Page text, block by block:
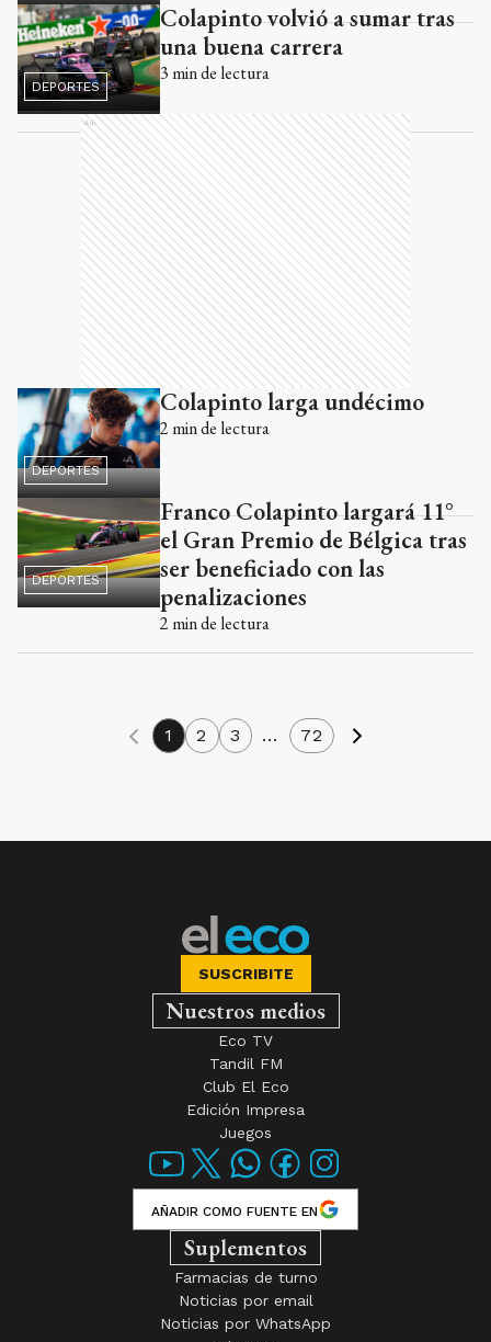
DEPORTES
Colapinto volvió a sumar tras
una buena carrera
3 min de lectura
Ads
DEPORTES
Colapinto larga undécimo
2 min de lectura
DEPORTES
Franco Colapinto largará 11°
el Gran Premio de Bélgica tras
ser beneficiado con las
penalizaciones
2 min de lectura
1 2 3 ... 72
SUSCRIBITE
Nuestros medios
Eco TV
Tandil FM
Club El Eco
Edición Impresa
Juegos
AÑADIR COMO FUENTE EN
Suplementos
Farmacias de turno
Noticias por email
Noticias por WhatsApp